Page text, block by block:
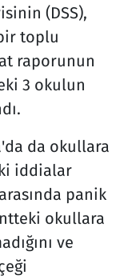
(DSS),
toplu
raporunun
3 okulun
da okullara
iddialar
panik
okullara
ve